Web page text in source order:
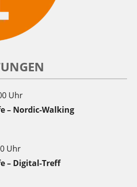
Uhr
– Nordic-Walking
Uhr
– Digital-Treff